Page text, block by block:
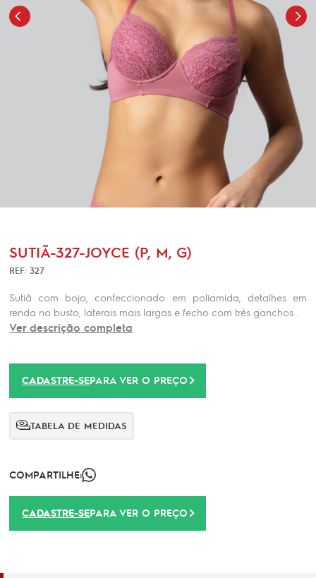
SUTIÃ-327-JOYCE (P, M, G)
REF: 327
Sutiã com bojo, confeccionado em poliamida, detalhes em
renda no busto, laterais mais largas e fecho com três ganchos .
Ver descrição completa
CADASTRE-SEPARA VER O PREÇO
TABELA DE MEDIDAS
COMPARTILHE:
CADASTRE-SEPARA VER O PREÇO